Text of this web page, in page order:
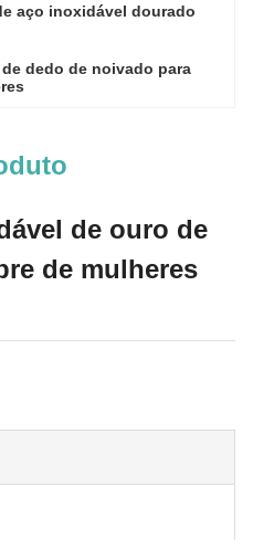
aço inoxidável dourado
dedo de noivado para
de ouro de
de mulheres